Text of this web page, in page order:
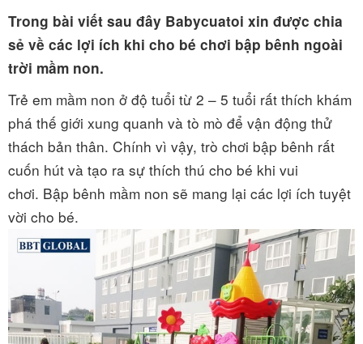
Trong bài viết sau đây Babycuatoi xin được chia
sẻ về các lợi ích khi cho bé chơi bập bênh ngoài
trời mầm non.
Trẻ em mầm non ở độ tuổi từ 2 – 5 tuổi rất thích khám
phá thế giới xung quanh và tò mò để vận động thử
thách bản thân. Chính vì vậy, trò chơi bập bênh rất
cuốn hút và tạo ra sự thích thú cho bé khi vui
chơi. Bập bênh mầm non sẽ mang lại các lợi ích tuyệt
vời cho bé.